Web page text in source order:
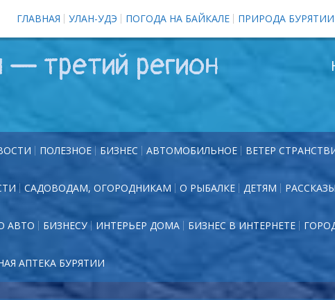
ГЛАВНАЯ УЛАН-УДЭ ПОГОДА НА БАЙКАЛЕ ПРИРОДА БУРЯТИИ
— третий регион
ПОЛЕЗНОЕ БИЗНЕС АВТОМОБИЛЬНОЕ ВЕТЕР
САДОВОДАМ, ОГОРОДНИКАМ О РЫБАЛКЕ ДЕТЯМ
АВТО БИЗНЕСУ ИНТЕРЬЕР ДОМА БИЗНЕС В ИНТЕРНЕТЕ
АПТЕКА БУРЯТИИ